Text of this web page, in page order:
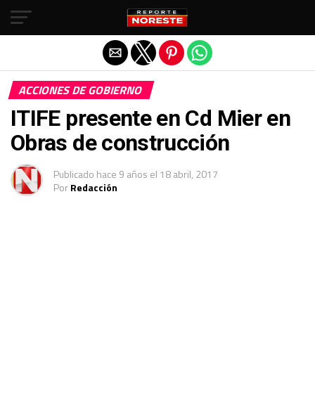
ACCIONES DE GOBIERNO
ITIFE presente en Cd Mier en
Obras de construcción
Publicado hace 9 años el 18 abril, 2017
PorRedacción
Salir de la versión móvil